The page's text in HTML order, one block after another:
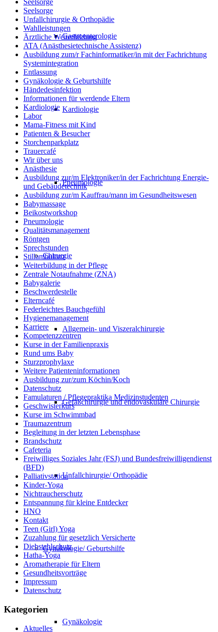
Gastroenterologie
Kardiologie
Pneumologie
Chirurgie
Allgemein- und Viszeralchirurgie
Gefäßchirurgie und endovaskuläre Chirurgie
Unfallchirurgie/ Orthopädie
Gynäkologie/ Geburtshilfe
Gynäkologie
Seelsorge
Seelsorge
Unfallchirurgie & Orthopädie
Wahlleistungen
Ärztliche Weiterbildung
ATA (Anästhesietechnische Assistenz)
Ausbildung zum/r Fachinformatiker/in mit der Fachrichtung
Systemintegration
Entlassung
Gynäkologie & Geburtshilfe
Händedesinfektion
Informationen für werdende Eltern
Kardiologie
Labor
Mama-Fitness mit Kind
Patienten & Besucher
Storchenparkplatz
Trauercafé
Wir über uns
Anästhesie
Ausbildung zur/m Elektroniker/in der Fachrichtung Energie-
und Gebäudetechnik
Ausbildung zur/m Kauffrau/mann im Gesundheitswesen
Babymassage
Beikostworkshop
Pneumologie
Qualitätsmanagement
Röntgen
Sprechstunden
Stillambulanz
Weiterbildung in der Pflege
Zentrale Notaufnahme (ZNA)
Babygalerie
Beschwerdestelle
Elterncafé
Federleichtes Bauchgefühl
Hygienemanagement
Karriere
Kompetenzzentren
Kurse in der Familienpraxis
Rund ums Baby
Sturzprophylaxe
Weitere Patienteninformationen
Ausbildung zur/zum Köchin/Koch
Datenschutz
Famulaturen / Pflegepraktika Medizinstudenten
Geschwisterkurs
Kurse im Schwimmbad
Traumazentrum
Begleitung in der letzten Lebensphase
Brandschutz
Cafeteria
Freiwilliges Soziales Jahr (FSJ) und Bundesfreiwilligendienst
(BFD)
Palliativstation
Kinder-Yoga
Nichtraucherschutz
Entspannung für kleine Entdecker
HNO
Kontakt
Teen (Girl) Yoga
Zuzahlung für gesetzlich Versicherte
Diebstahlschutz
Hatha-Yoga
Aromatherapie für Eltern
Gesundheitsvorträge
Impressum
Datenschutz
Kategorien
Aktuelles